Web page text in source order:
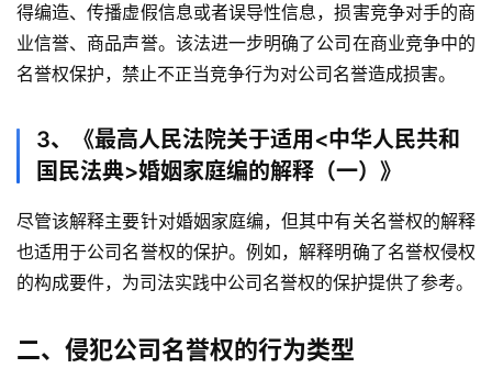
得编造、传播虚假信息或者误导性信息，损害竞争对手的商
业信誉、商品声誉。该法进一步明确了公司在商业竞争中的
名誉权保护，禁止不正当竞争行为对公司名誉造成损害。
3、《最高人民法院关于适用<中华人民共和
国民法典>婚姻家庭编的解释（一）》
尽管该解释主要针对婚姻家庭编，但其中有关名誉权的解释
也适用于公司名誉权的保护。例如，解释明确了名誉权侵权
的构成要件，为司法实践中公司名誉权的保护提供了参考。
二、侵犯公司名誉权的行为类型